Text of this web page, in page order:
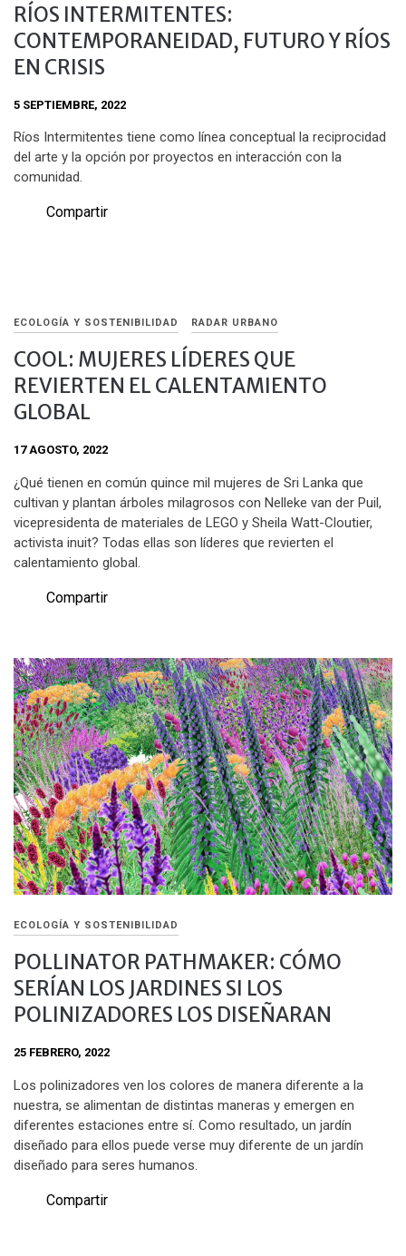
RÍOS INTERMITENTES:
CONTEMPORANEIDAD, FUTURO Y RÍOS
EN CRISIS
5 SEPTIEMBRE, 2022
Ríos Intermitentes tiene como línea conceptual la reciprocidad
del arte y la opción por proyectos en interacción con la
comunidad.
Compartir
ECOLOGÍA Y SOSTENIBILIDAD RADAR URBANO
COOL: MUJERES LÍDERES QUE
REVIERTEN EL CALENTAMIENTO
GLOBAL
17 AGOSTO, 2022
¿Qué tienen en común quince mil mujeres de Sri Lanka que
cultivan y plantan árboles milagrosos con Nelleke van der Puil,
vicepresidenta de materiales de LEGO y Sheila Watt-Cloutier,
activista inuit? Todas ellas son líderes que revierten el
calentamiento global.
Compartir
ECOLOGÍA Y SOSTENIBILIDAD
POLLINATOR PATHMAKER: CÓMO
SERÍAN LOS JARDINES SI LOS
POLINIZADORES LOS DISEÑARAN
25 FEBRERO, 2022
Los polinizadores ven los colores de manera diferente a la
nuestra, se alimentan de distintas maneras y emergen en
diferentes estaciones entre sí. Como resultado, un jardín
diseñado para ellos puede verse muy diferente de un jardín
diseñado para seres humanos.
Compartir